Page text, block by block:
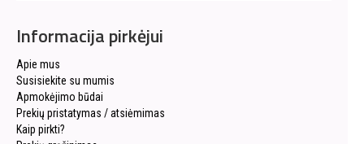
Informacija pirkėjui
Apie mus
Susisiekite su mumis
Apmokėjimo būdai
Prekių pristatymas / atsiėmimas
Kaip pirkti?